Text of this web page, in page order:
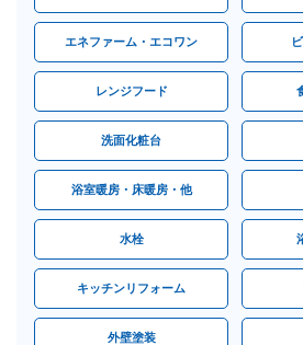
エネファーム・エコワン
レンジフード
洗面化粧台
浴室暖房・床暖房・他
水栓
キッチンリフォーム
外壁塗装